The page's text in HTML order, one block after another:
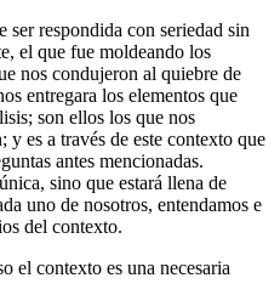
ser respondida con seriedad sin
el que fue moldeando los
nos condujeron al quiebre de
entregara los elementos que
son ellos los que nos
es a través de este contexto que
antes mencionadas.
sino que estará llena de
uno de nosotros, entendamos e
del contexto.
el contexto es una necesaria